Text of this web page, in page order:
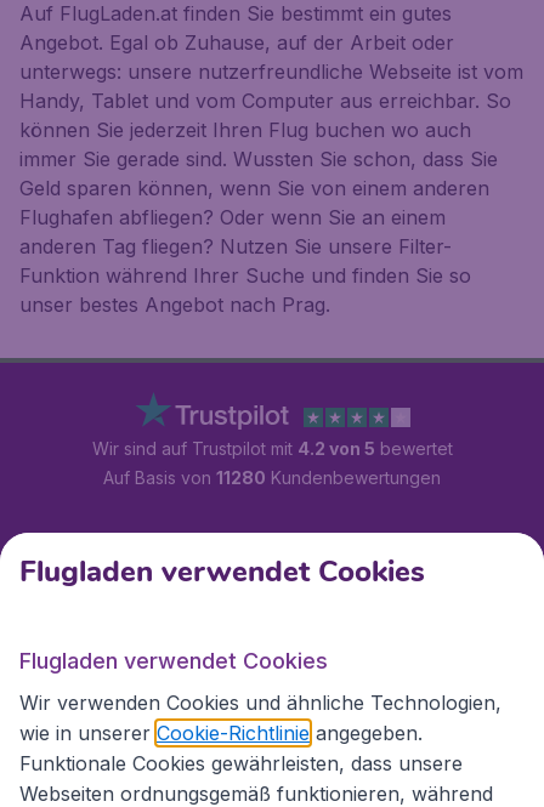
Auf FlugLaden.at finden Sie bestimmt ein gutes
Angebot. Egal ob Zuhause, auf der Arbeit oder
unterwegs: unsere nutzerfreundliche Webseite ist vom
Handy, Tablet und vom Computer aus erreichbar. So
können Sie jederzeit Ihren Flug buchen wo auch
immer Sie gerade sind. Wussten Sie schon, dass Sie
Geld sparen können, wenn Sie von einem anderen
Flughafen abfliegen? Oder wenn Sie an einem
anderen Tag fliegen? Nutzen Sie unsere Filter-
Funktion während Ihrer Suche und finden Sie so
unser bestes Angebot nach Prag.
Wir sind auf Trustpilot mit 4.2 von 5 bewertet
Auf Basis von 11280 Kundenbewertungen
Kundenservice
Flugladen.at
Internationale Webseiten
Flugladen verwendet Cookies
Flugladen verwendet Cookies
Wir verwenden Cookies und ähnliche Technologien,
wie in unserer Cookie-Richtlinie angegeben.
Funktionale Cookies gewährleisten, dass unsere
Webseiten ordnungsgemäß funktionieren, während